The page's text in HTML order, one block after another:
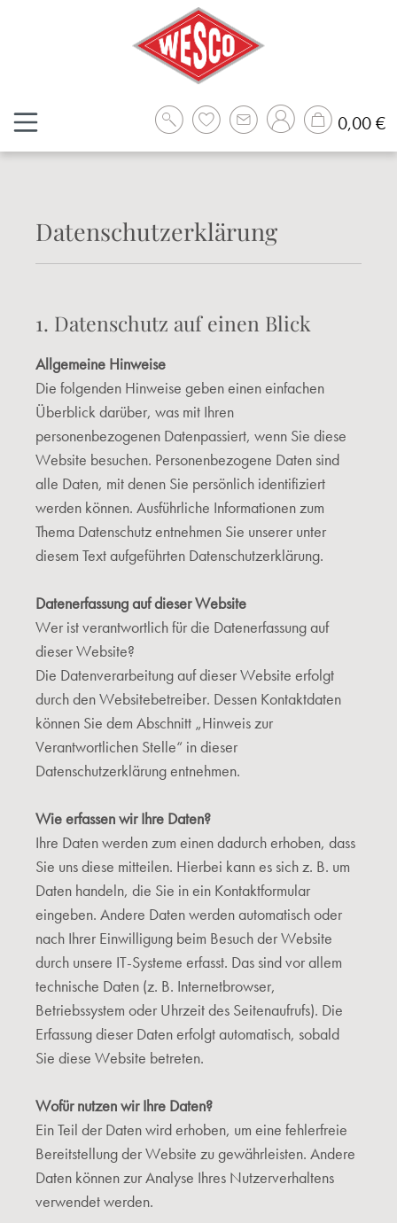
0,00 €
Datenschutzerklärung
1. Datenschutz auf einen Blick
Allgemeine Hinweise
Die folgenden Hinweise geben einen einfachen
Überblick darüber, was mit Ihren
personenbezogenen Datenpassiert, wenn Sie diese
Website besuchen. Personenbezogene Daten sind
alle Daten, mit denen Sie persönlich identifiziert
werden können. Ausführliche Informationen zum
Thema Datenschutz entnehmen Sie unserer unter
diesem Text aufgeführten Datenschutzerklärung.
Datenerfassung auf dieser Website
Wer ist verantwortlich für die Datenerfassung auf
dieser Website?
Die Datenverarbeitung auf dieser Website erfolgt
durch den Websitebetreiber. Dessen Kontaktdaten
können Sie dem Abschnitt „Hinweis zur
Verantwortlichen Stelle“ in dieser
Datenschutzerklärung entnehmen.
Wie erfassen wir Ihre Daten?
Ihre Daten werden zum einen dadurch erhoben, dass
Sie uns diese mitteilen. Hierbei kann es sich z. B. um
Daten handeln, die Sie in ein Kontaktformular
eingeben. Andere Daten werden automatisch oder
nach Ihrer Einwilligung beim Besuch der Website
durch unsere IT-Systeme erfasst. Das sind vor allem
technische Daten (z. B. Internetbrowser,
Betriebssystem oder Uhrzeit des Seitenaufrufs). Die
Erfassung dieser Daten erfolgt automatisch, sobald
Sie diese Website betreten.
Wofür nutzen wir Ihre Daten?
Ein Teil der Daten wird erhoben, um eine fehlerfreie
Bereitstellung der Website zu gewährleisten. Andere
Daten können zur Analyse Ihres Nutzerverhaltens
verwendet werden.